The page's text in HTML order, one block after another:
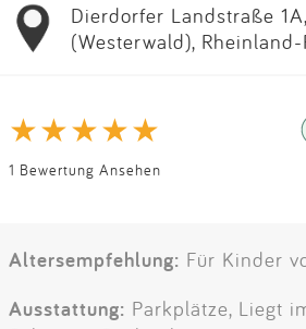
Dierdorfer Landstraße
(Westerwald),
1 Bewertung Ansehen
Altersempfehlung: Für Kinder
Ausstattung: Parkplätze, Liegt